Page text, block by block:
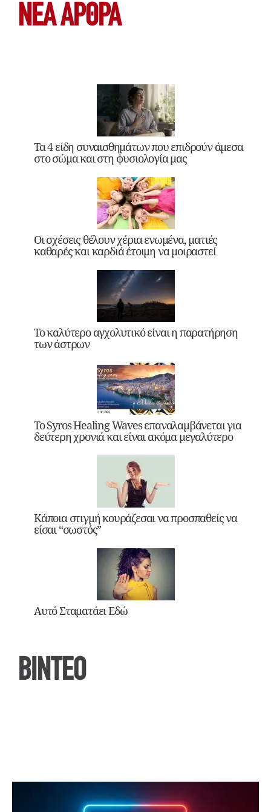
ΝΕΑ ΆΡΘΡΑ
Τα 4 είδη συναισθημάτων που επιδρούν άμεσα
στο σώμα και στη φυσιολογία μας
Οι σχέσεις θέλουν χέρια ενωμένα, ματιές
καθαρές και καρδιά έτοιμη να μοιραστεί
Το καλύτερο αγχολυτικό είναι η παρατήρηση
των άστρων
Το Syros Healing Waves επαναλαμβάνεται για
δεύτερη χρονιά και είναι ακόμα μεγαλύτερο
Κάποια στιγμή κουράζεσαι να προσπαθείς να
είσαι “σωστός”
Αυτό Σταματάει Εδώ
ΒΙΝΤΕΟ